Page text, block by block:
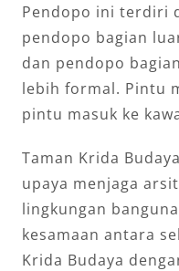
Pendopo ini terdiri
pendopo bagian
dan pendopo
lebih formal. Pintu
pintu masuk ke
Taman Krida
upaya menjaga
lingkungan
kesamaan antara
Krida Budaya